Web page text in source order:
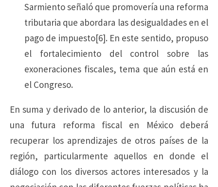
Sarmiento señaló que promovería una reforma
tributaria que abordara las desigualdades en el
pago de impuesto[6]. En este sentido, propuso
el fortalecimiento del control sobre las
exoneraciones fiscales, tema que aún está en
el Congreso.
En suma y derivado de lo anterior, la discusión de
una futura reforma fiscal en México deberá
recuperar los aprendizajes de otros países de la
región, particularmente aquellos en donde el
diálogo con los diversos actores interesados y la